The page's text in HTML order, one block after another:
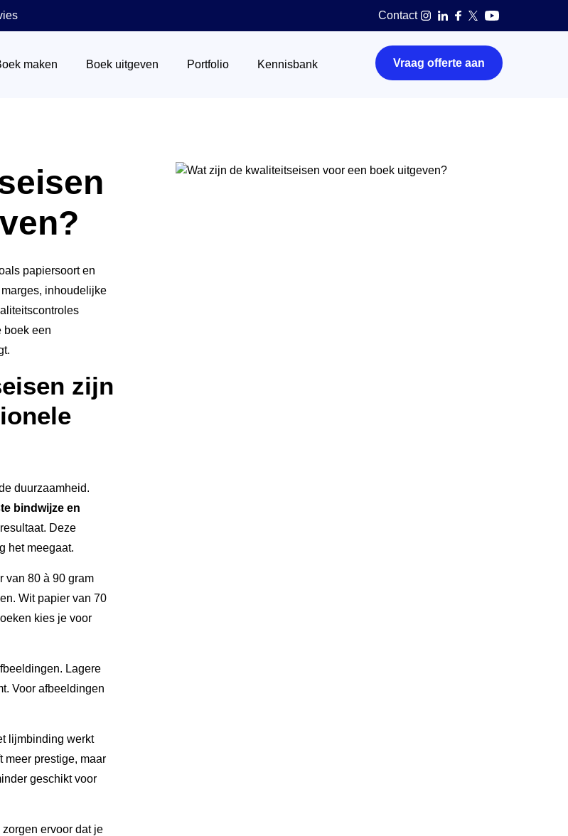
Contact
Vraag offerte aan
maken Boek uitgeven
Het stappenplan
Marketing
Portfolio Kennisbank
papiersoort en
inhoudelijke
boek een
zijn
duurzaamheid.
bindwijze en
Deze
het meegaat.
van 80 à 90 gram
Wit papier van 70
kies je voor
Lagere
Voor afbeeldingen
lijmbinding werkt
meer prestige, maar
geschikt voor
ervoor dat je